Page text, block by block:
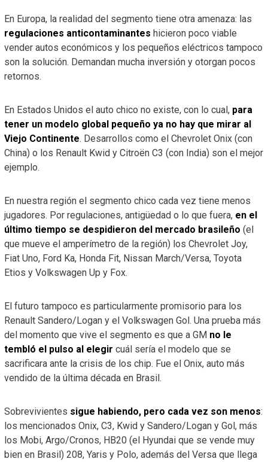
En Europa, la realidad del segmento tiene otra amenaza: las
regulaciones anticontaminantes hicieron poco viable
vender autos económicos y los pequeños eléctricos tampoco
son la solución. Demandan mucha inversión y otorgan pocos
retornos.
En Estados Unidos el auto chico no existe, con lo cual, para
tener un modelo global pequeño ya no hay que mirar al
Viejo Continente. Desarrollos como el Chevrolet Onix (con
China) o los Renault Kwid y Citroën C3 (con India) son el mejor
ejemplo.
En nuestra región el segmento chico cada vez tiene menos
jugadores. Por regulaciones, antigüedad o lo que fuera, en el
último tiempo se despidieron del mercado brasileño (el
que mueve el amperímetro de la región) los Chevrolet Joy,
Fiat Uno, Ford Ka, Honda Fit, Nissan March/Versa, Toyota
Etios y Volkswagen Up y Fox.
El futuro tampoco es particularmente promisorio para los
Renault Sandero/Logan y el Volkswagen Gol. Una prueba más
del momento que vive el segmento es que a GMno le
tembló el pulso al elegir cuál sería el modelo que se
sacrificara ante la crisis de los chip. Fue el Onix, auto más
vendido de la última década en Brasil.
Sobrevivientes sigue habiendo, pero cada vez son menos:
los mencionados Onix, C3, Kwid y Sandero/Logan y Gol, más
los Mobi, Argo/Cronos, HB20 (el Hyundai que se vende muy
bien en Brasil) 208, Yaris y Polo, además del Versa que llega